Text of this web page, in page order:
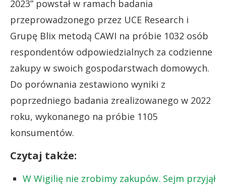
2023” powstał w ramach badania
przeprowadzonego przez UCE Research i
Grupę Blix metodą CAWI na próbie 1032 osób
respondentów odpowiedzialnych za codzienne
zakupy w swoich gospodarstwach domowych.
Do porównania zestawiono wyniki z
poprzedniego badania zrealizowanego w 2022
roku, wykonanego na próbie 1105
konsumentów.
Czytaj także:
W Wigilię nie zrobimy zakupów. Sejm przyjął